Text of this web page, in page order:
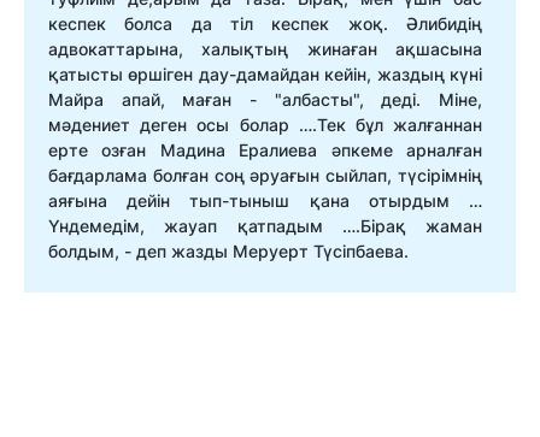
кеспек болса да тіл кеспек жоқ. Әлибидің
адвокаттарына, халықтың жинаған ақшасына
қатысты өршіген дау-дамайдан кейін, жаздың күні
Майра апай, маған - "албасты", деді. Міне,
мәдениет деген осы болар ….Тек бұл жалғаннан
ерте озған Мадина Ералиева әпкеме арналған
бағдарлама болған соң әруағын сыйлап, түсірімнің
аяғына дейін тып-тыныш қана отырдым …
Үндемедім, жауап қатпадым ….Бірақ жаман
болдым, - деп жазды Меруерт Түсіпбаева.